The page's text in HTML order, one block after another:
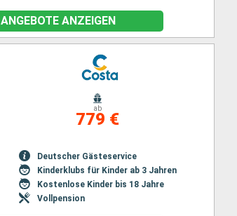
ANGEBOTE ANZEIGEN
ab
779 €
Deutscher Gästeservice
Kinderklubs für Kinder ab 3 Jahren
Kostenlose Kinder bis 18 Jahre
Vollpension